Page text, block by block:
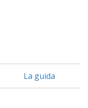
La guida